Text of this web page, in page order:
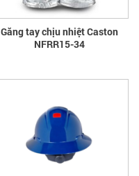
Găng tay chịu nhiệt Caston
NFRR15-34